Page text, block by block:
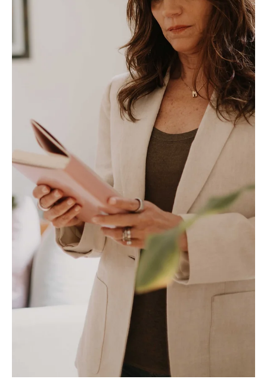
EL INFORMADOR DEL VALLE
1 min de lectura
Declaración del Director Interino de ICE, Todd
Lyons, sobre las agresiones contra agentes
federales del orden público en Los Ángeles el 6